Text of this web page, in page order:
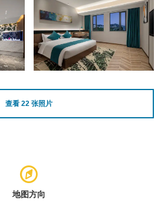
查看 22 张照片
地图方向